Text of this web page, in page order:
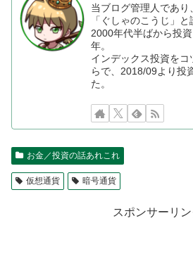
当ブログ管理人であり
「ぐしゃのこうじ」と
2000年代半ばから投
年。
インデックス投資を
らで、2018/09より投
た。
お金／投資の話あれこれ
仮想通貨 暗号通貨
スポンサーリン